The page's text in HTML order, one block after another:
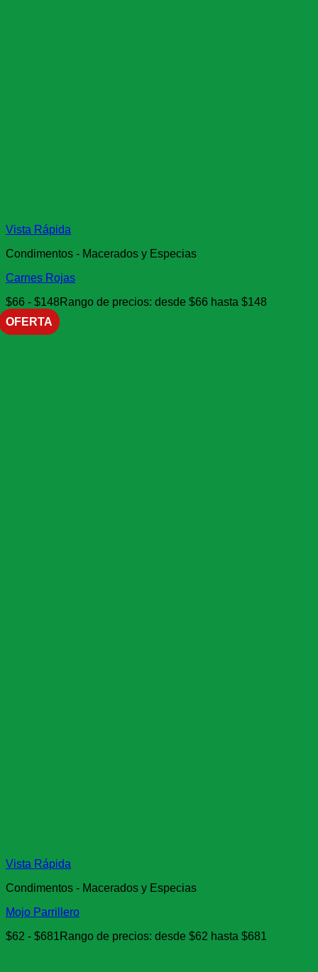
Vista Rápida
Condimentos - Macerados y Especias
Carnes Rojas
$66 - $148Rango de precios: desde $66 hasta $148
OFERTA
Vista Rápida
Condimentos - Macerados y Especias
Mojo Parrillero
$62 - $681Rango de precios: desde $62 hasta $681